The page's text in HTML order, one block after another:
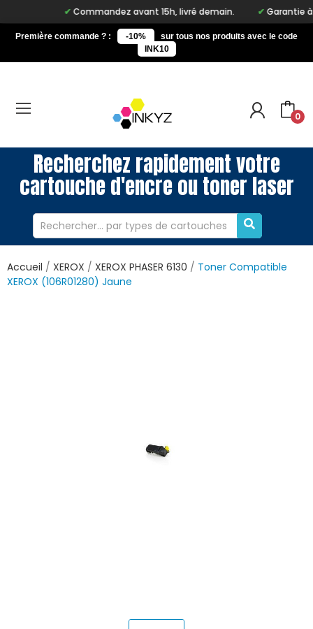
Commandez avant 15h, livré demain. Garantie à
Première commande ? : -10%
sur tous nos produits avec le code
INK10
0
Recherchez rapidement votre
cartouche d'encre ou toner laser
Accueil XEROX XEROX PHASER 6130
Toner Compatible
XEROX (106R01280) Jaune